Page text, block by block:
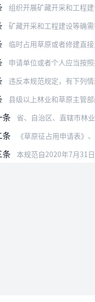
组织开展矿藏开采和工程建设等
矿藏开采和工程建设等确需征收、
临时占用草原或者修建直接为草
申请单位或者个人应当按照批准
违反本规范规定，有下列
县级以上林业和草原主管
条 省、自治区、直辖市林
条 《草原征占用申请表》
条 本规范自2020年7月31日